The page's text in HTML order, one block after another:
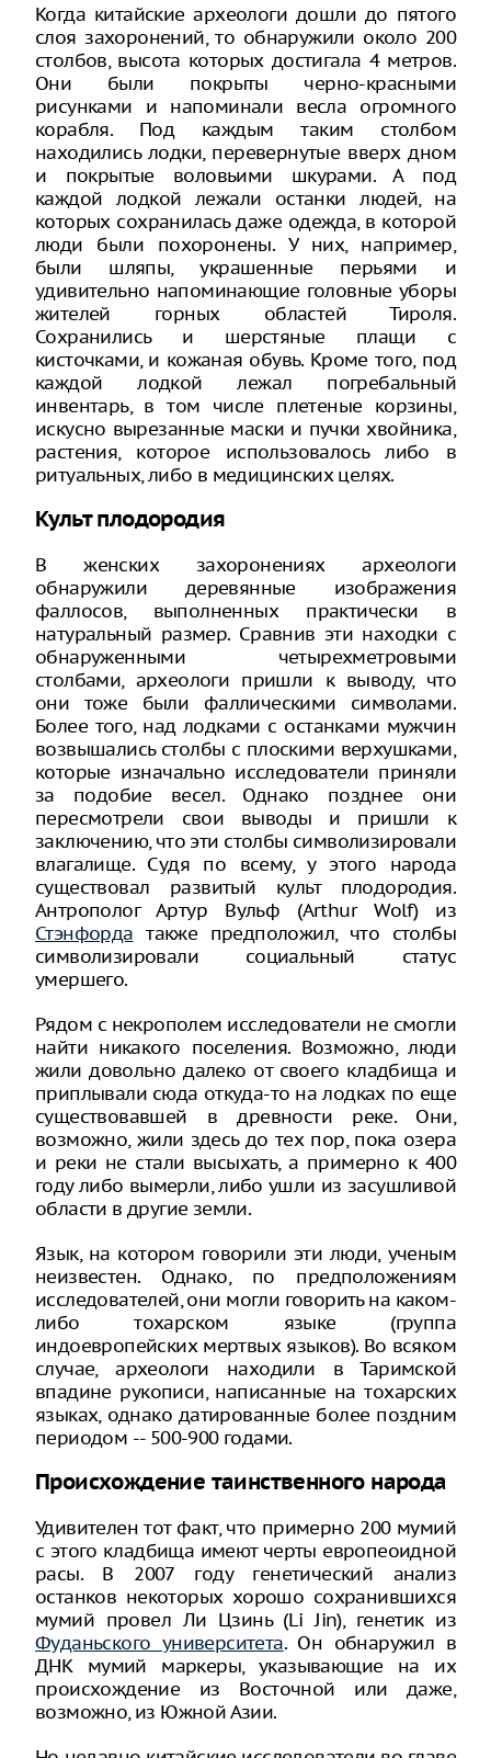
Когда китайские археологи дошли до пятого
слоя захоронений, то обнаружили около 200
столбов, высота которых достигала 4 метров.
Они были покрыты черно-красными
рисунками и напоминали весла огромного
корабля. Под каждым таким столбом
находились лодки, перевернутые вверх дном
и покрытые воловьими шкурами. А под
каждой лодкой лежали останки людей, на
которых сохранилась даже одежда, в которой
люди были похоронены. У них, например,
были шляпы, украшенные перьями и
удивительно напоминающие головные уборы
жителей горных областей Тироля.
Сохранились и шерстяные плащи с
кисточками, и кожаная обувь. Кроме того, под
каждой лодкой лежал погребальный
инвентарь, в том числе плетеные корзины,
искусно вырезанные маски и пучки хвойника,
растения, которое использовалось либо в
ритуальных, либо в медицинских целях.
Культ плодородия
В женских захоронениях археологи
обнаружили деревянные изображения
фаллосов, выполненных практически в
натуральный размер. Сравнив эти находки с
обнаруженными четырехметровыми
столбами, археологи пришли к выводу, что
они тоже были фаллическими символами.
Более того, над лодками с останками мужчин
возвышались столбы с плоскими верхушками,
которые изначально исследователи приняли
за подобие весел. Однако позднее они
пересмотрели свои выводы и пришли к
заключению, что эти столбы символизировали
влагалище. Судя по всему, у этого народа
существовал развитый культ плодородия.
Антрополог Артур Вульф (Arthur Wolf) из
Стэнфорда также предположил, что столбы
символизировали социальный статус
умершего.
Рядом с некрополем исследователи не смогли
найти никакого поселения. Возможно, люди
жили довольно далеко от своего кладбища и
приплывали сюда откуда-то на лодках по еще
существовавшей в древности реке. Они,
возможно, жили здесь до тех пор, пока озера
и реки не стали высыхать, а примерно к 400
году либо вымерли, либо ушли из засушливой
области в другие земли.
Язык, на котором говорили эти люди, ученым
неизвестен. Однако, по предположениям
исследователей, они могли говорить на каком-
либо тохарском языке (группа
индоевропейских мертвых языков). Во всяком
случае, археологи находили в Таримской
впадине рукописи, написанные на тохарских
языках, однако датированные более поздним
периодом -- 500-900 годами.
Происхождение таинственного народа
Удивителен тот факт, что примерно 200 мумий
с этого кладбища имеют черты европеоидной
расы. В 2007 году генетический анализ
останков некоторых хорошо сохранившихся
мумий провел Ли Цзинь (Li Jin), генетик из
Фуданьского университета. Он обнаружил в
ДНК мумий маркеры, указывающие на их
происхождение из Восточной или даже,
возможно, из Южной Азии.